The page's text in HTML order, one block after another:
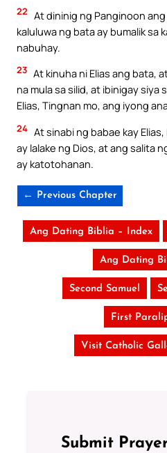
22 At dininig ng Panginoon
kaluluwa ng bata ay bumalik sa
nabuhay.
23 At kinuha ni Elias ang bata,
na mula sa silid, at ibinigay siya
Elias, Tingnan mo, ang iyong
24 At sinabi ng babae kay
ay lalake ng Dios, at ang salita
ay katotohanan.
← Previous Chapter
Ang Dating Biblia – Index
Ang Dating
Second Samuel
First
Visit Catholic
Submit